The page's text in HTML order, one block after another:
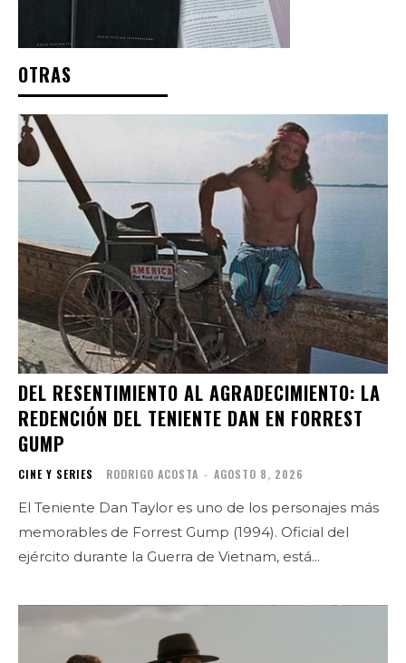
OTRAS
DEL RESENTIMIENTO AL AGRADECIMIENTO: LA
REDENCIÓN DEL TENIENTE DAN EN FORREST
GUMP
CINE Y SERIES RODRIGO ACOSTA - AGOSTO 8, 2026
El Teniente Dan Taylor es uno de los personajes más
memorables de Forrest Gump (1994). Oficial del
ejército durante la Guerra de Vietnam, está...